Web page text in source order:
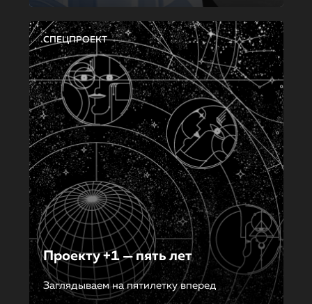
СПЕЦПРОЕКТ
Проекту +1 — пять лет
Заглядываем на пятилетку вперед